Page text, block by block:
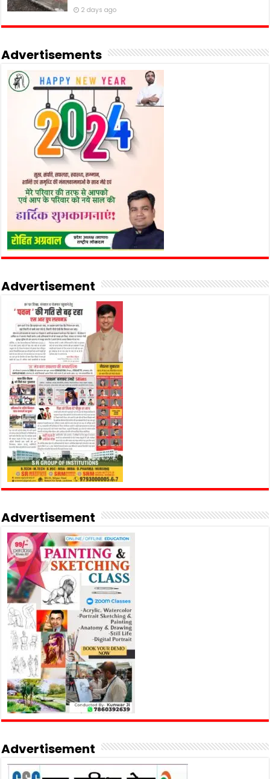
2 days ago
Advertisements
Advertisement
Advertisement
Advertisement